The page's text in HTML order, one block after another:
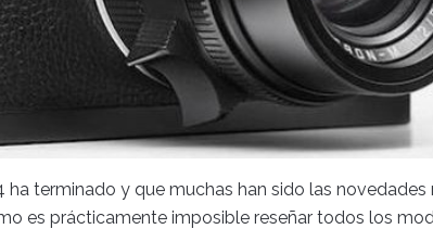
ha terminado y que muchas han sido las novedades
es prácticamente imposible reseñar todos los